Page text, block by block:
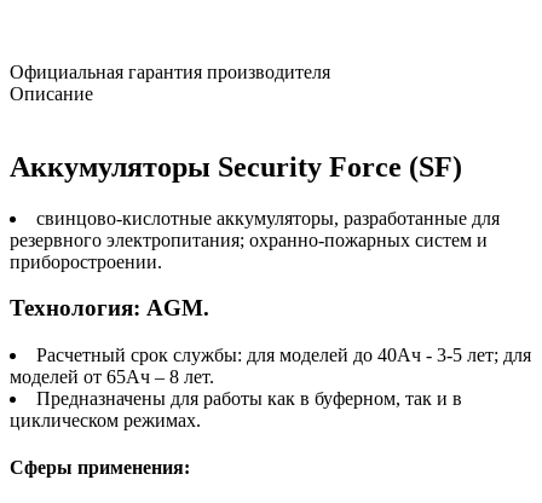
Официальная гарантия производителя
Описание
Аккумуляторы Security Force (SF)
cвинцово-кислотные аккумуляторы, разработанные для
резервного электропитания; охранно-пожарных систем и
приборостроении.
Технология: AGM.
Расчетный срок службы: для моделей до 40Ач - 3-5 лет; для
моделей от 65Ач – 8 лет.
Предназначены для работы как в буферном, так и в
циклическом режимах.
Сферы применения: